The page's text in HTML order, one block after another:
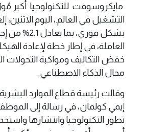
مايكروسوفت للتكنولوجيا أكبر
بشكل فوري، بما
العاملة، في إطار خطة لإعادة
خفض التكاليف ومواكبة التحولات
مجال الذكاء الاصطناعي.
وقالت رئيسة قطاع الموارد
إيمي كولمان، في رسالة إلى
تطور التكنولوجيا وانتشارها